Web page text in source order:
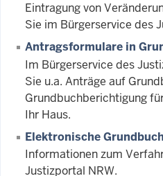
Eintragung von
Sie im Bürgerservice des
Antragsformulare in
Im Bürgerservice des
Sie u.a. Anträge auf
Grundbuchberichtigung
Ihr Haus.
Elektronische
Informationen zum
Justizportal NRW.